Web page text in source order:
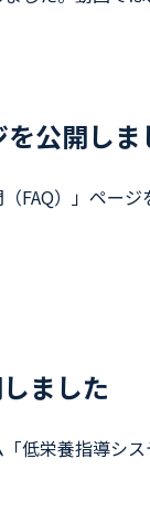
公開しま
FAQ）」ペー
ました
低栄養指導シ